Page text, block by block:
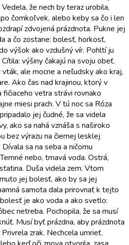
že nech by teraz urobila,
čomkoľvek, alebo keby sa čo i len
zdvojená prázdnota. Pukne jej
a čo zostane: bolesť, horkosť,
výšok ako vzdušný vír. Pohltí ju
výšiny čakajú na svoju obeť.
ale mocne a neľudsky ako kraj,
Ako čas nad krajinou, ktorý v
vetra strávi rovnako
miesi prach. V tú noc sa Róza
jej čudné, že sa videla
ako sa nahá vznáša s naširoko
bez výrazu na čiernej lesklej
sa na seba a ničomu
nebo, tmavá voda. Ostrá,
Duša videla zem. Vtom
jej bolesť, ako by sa jej
samota dala prirovnať k tejto
je ako voda a ako svetlo:
netreba. Pochopila, že sa musí
Musí byť prázdna, aby prázdnota
zrak. Nechcela umrieť.